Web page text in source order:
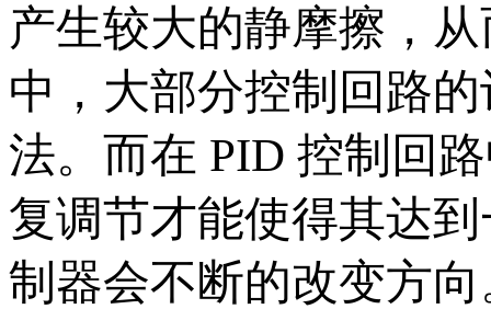
产生较大的静摩擦，
中，大部分控制回路
法。而在 PID 控制回
复调节才能使得其达
制器会不断的改变方